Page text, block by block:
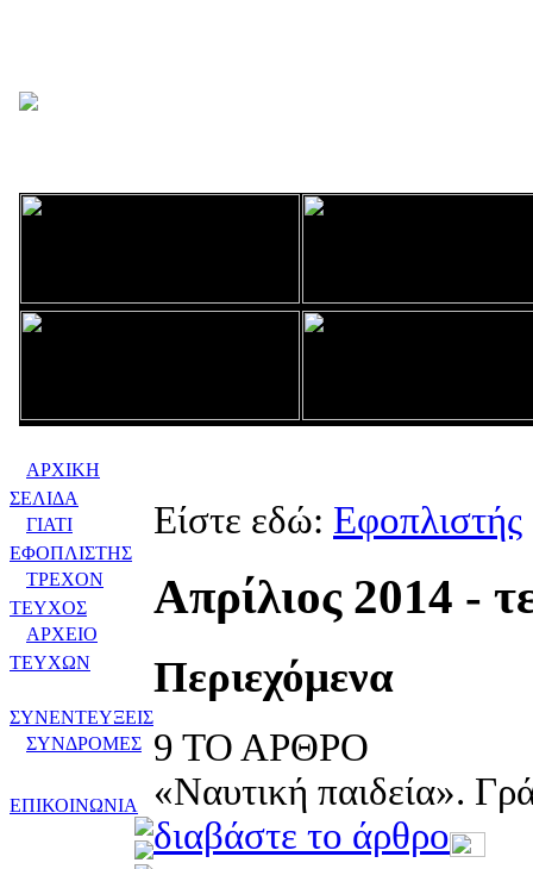
ΑΡΧΙΚΗ
ΣΕΛΙΔΑ
ΓΙΑΤΙ
ΕΦΟΠΛΙΣΤΗΣ
ΤΡΕΧΟΝ
ΤΕΥΧΟΣ
ΑΡΧΕΙΟ
ΤΕΥΧΩΝ
ΣΥΝΕΝΤΕΥΞΕΙΣ
ΣΥΝΔΡΟΜΕΣ
ΕΠΙΚΟΙΝΩΝΙΑ
Είστε εδώ: Εφοπλιστής
Απρίλιος 2014 -
Περιεχόμενα
9 ΤΟ ΑΡΘΡΟ
«Ναυτική παιδεία».
διαβάστε το άρθρο